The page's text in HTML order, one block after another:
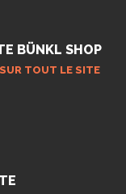
BÜNKL SHOP
TOUT LE SITE